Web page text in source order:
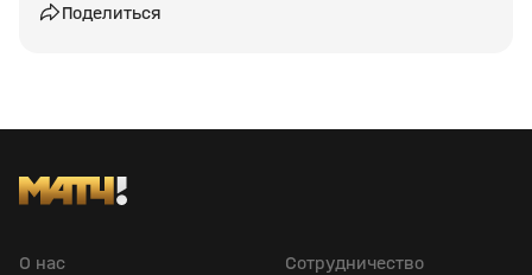
Поделиться
О нас
Сотрудничество